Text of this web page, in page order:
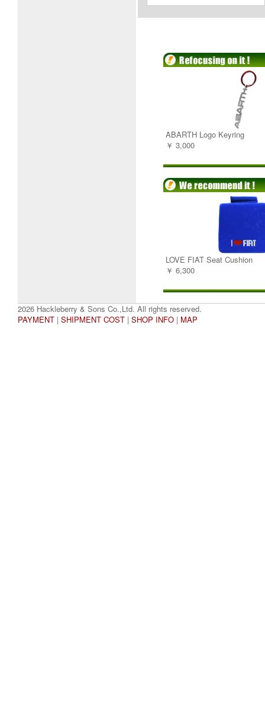
ABARTH Logo Keyring
￥ 3,000
LOVE FIAT Seat Cushion
￥ 6,300
2026 Hackleberry & Sons Co.,Ltd. All rights reserved.
PAYMENT | SHIPMENT COST | SHOP INFO | MAP